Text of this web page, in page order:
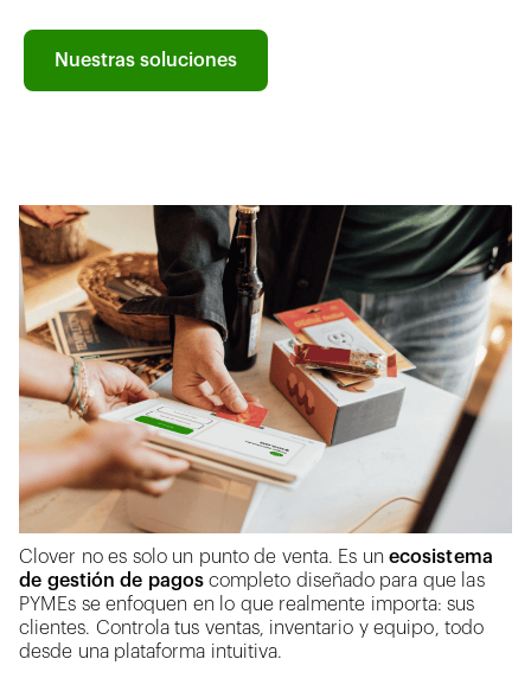
Nuestras soluciones
Clover no es solo un punto de venta. Es unecosistema
de gestión de pagoscompleto diseñado para que las
PYMEs se enfoquen en lo que realmente importa: sus
clientes. Controla tus ventas, inventario y equipo, todo
desde una plataforma intuitiva.